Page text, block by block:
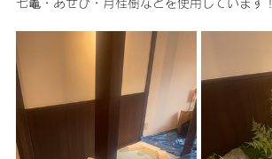
七竈・あせび・月桂樹などを使用しています！